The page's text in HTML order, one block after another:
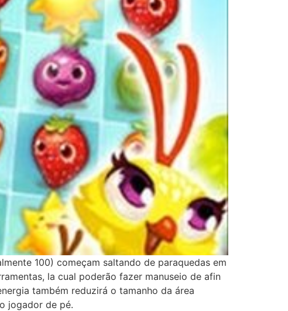
100) começam saltando de paraquedas em
la cual poderão fazer manuseio de afin
também reduzirá o tamanho da área
jogador de pé.